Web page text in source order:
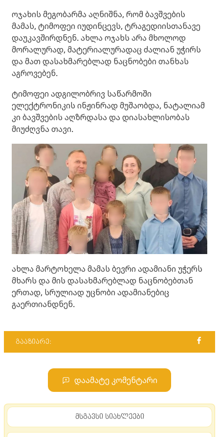
ოჯახის მეგობარმა აღნიშნა, რომ ბავშვების
მამას, ტიმოფეი იუდინცევს, ტრაგედიისთანავე
დაუკავშირდნენ. ახლა ოჯახს არა მხოლოდ
მორალურად, მატერიალურადაც ძალიან უჭირს
და მათ დასახმარებლად ნაცნობები თანხას
აგროვებენ.
ტიმოფეი ადგილობრივ საწარმოში
ელექტრონიკის ინჟინრად მუშაობდა, ნატალიამ
კი ბავშვების აღზრდასა და დიასახლისობას
მიუძღვნა თავი.
ახლა მარტოხელა მამას ბევრი ადამიანი უჭერს
მხარს და მის დასახმარებლად ნაცნობებთან
ერთად, სრულიად უცნობი ადამიანებიც
გაერთიანდნენ.
გააზიარე:
დაამატე კომენტარი
მსგავსი სიახლეები